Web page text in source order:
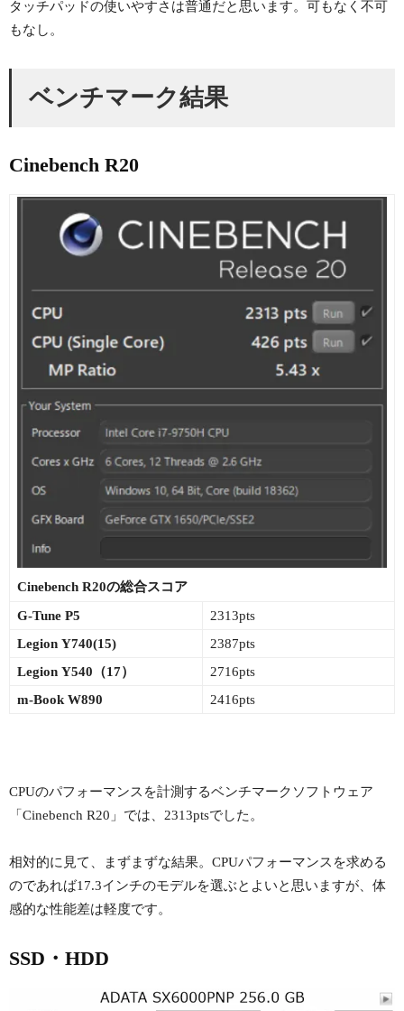
タッチパッドの使いやすさは普通だと思います。可もなく不可
もなし。
ベンチマーク結果
Cinebench R20
Cinebench R20の総合スコア
G-Tune P5
2313pts
Legion Y740(15)
2387pts
Legion Y540（17）
2716pts
m-Book W890
2416pts
CPUのパフォーマンスを計測するベンチマークソフトウェア
「Cinebench R20」では、2313ptsでした。
相対的に見て、まずまずな結果。CPUパフォーマンスを求める
のであれば17.3インチのモデルを選ぶとよいと思いますが、体
感的な性能差は軽度です。
SSD・HDD